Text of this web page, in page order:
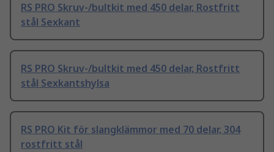
RS PRO Skruv-/bultkit med 450 delar, Rostfritt
stål Sexkant
RS PRO Skruv-/bultkit med 450 delar, Rostfritt
stål Sexkantshylsa
RS PRO Kit för slangklämmor med 70 delar, 304
rostfritt stål